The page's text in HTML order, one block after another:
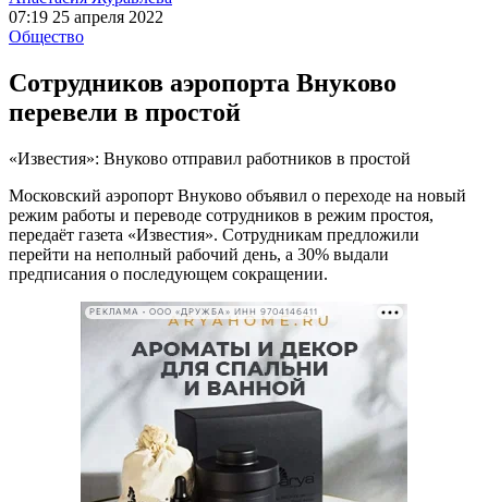
07:19 25 апреля 2022
Общество
Сотрудников аэропорта Внуково
перевели в простой
«Известия»: Внуково отправил работников в простой
Московский аэропорт Внуково объявил о переходе на новый
режим работы и переводе сотрудников в режим простоя,
передаёт газета «Известия». Сотрудникам предложили
перейти на неполный рабочий день, а 30% выдали
предписания о последующем сокращении.
РЕКЛАМА • ООО «ДРУЖБА» ИНН 9704146411